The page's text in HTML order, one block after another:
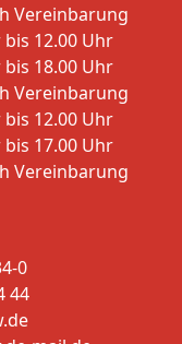
Vereinbarung
bis 12.00 Uhr
bis 18.00 Uhr
Vereinbarung
bis 12.00 Uhr
bis 17.00 Uhr
Vereinbarung
0
44